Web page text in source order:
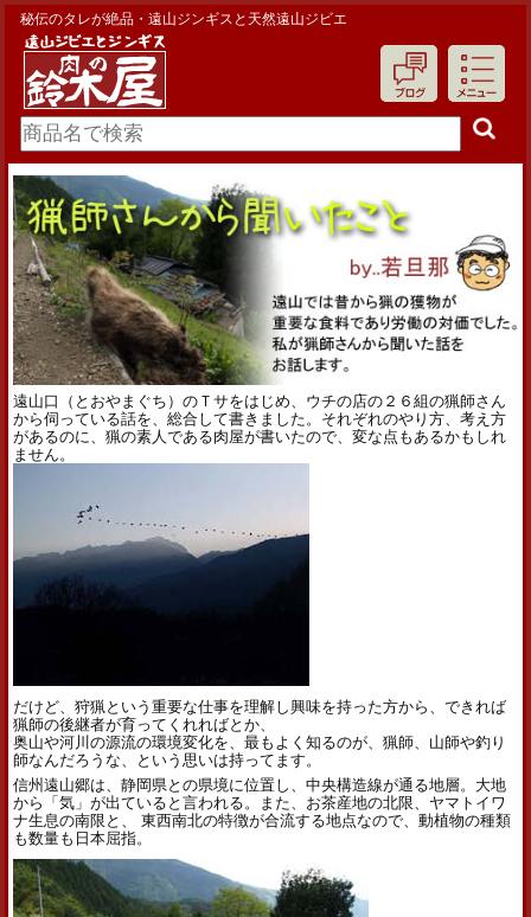
秘伝のタレが絶品・遠山ジンギスと天然遠山ジビエ
遠山口（とおやまぐち）のＴサをはじめ、ウチの店の２６組の猟師さん
から伺っている話を、総合して書きました。それぞれのやり方、考え方
があるのに、猟の素人である肉屋が書いたので、変な点もあるかもしれ
ません。
だけど、狩猟という重要な仕事を理解し興味を持った方から、できれば
猟師の後継者が育ってくれればとか、
奥山や河川の源流の環境変化を、最もよく知るのが、猟師、山師や釣り
師なんだろうな、という思いは持ってます。
信州遠山郷は、静岡県との県境に位置し、中央構造線が通る地層。大地
から「気」が出ていると言われる。また、お茶産地の北限、ヤマトイワ
ナ生息の南限と、 東西南北の特徴が合流する地点なので、動植物の種類
も数量も日本屈指。